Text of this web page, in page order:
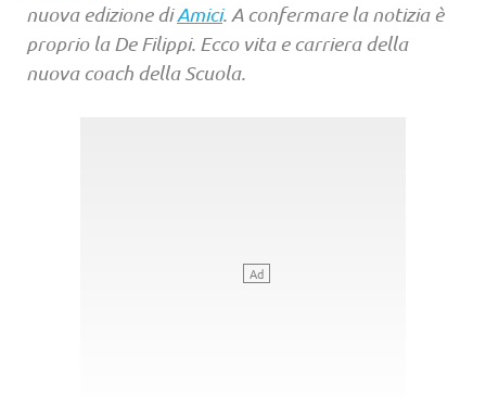
nuova edizione diAmici. A confermare la notizia è
proprio la De Filippi. Ecco vita e carriera della
nuova coach della Scuola.